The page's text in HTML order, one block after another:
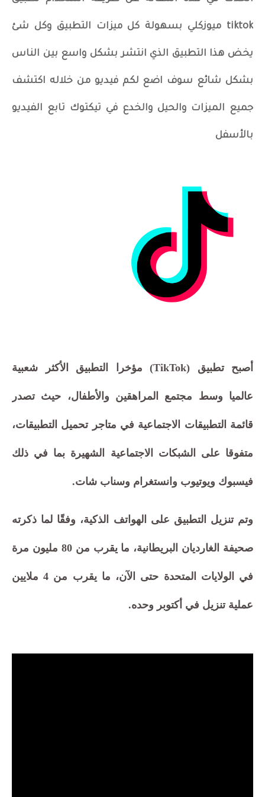
tiktok ميوزكلي بسهولة كل ميزات التطبيق وكل شئ
يخض هذا التطبيق الذي انتشر بشكل واسع بين الناس
بشكل شائع سوف اضع لكم فيديو من خلاله اكتشف
جميع الميزات والحيل والخدع في تيكتوك تابع الفيديو
بالأسفل
أصبح تطبيق (TikTok) مؤخرا التطبيق الأكثر شعبية
عالميا وسط مجتمع المراهقين والأطفال، حيث تصدر
قائمة التطبيقات الاجتماعية في متاجر تحميل التطبيقات،
متفوقا على الشبكات الاجتماعية الشهيرة بما في ذلك
فيسبوك ويوتيوب وانستغرام وسناب شات.
وتم تنزيل التطبيق على الهواتف الذكية، وفقًا لما ذكرته
صحيفة الغارديان البريطانية، ما يقرب من 80 مليون مرة
في الولايات المتحدة حتى الآن، ما يقرب من 4 ملايين
عملية تنزيل في أكتوبر وحده.